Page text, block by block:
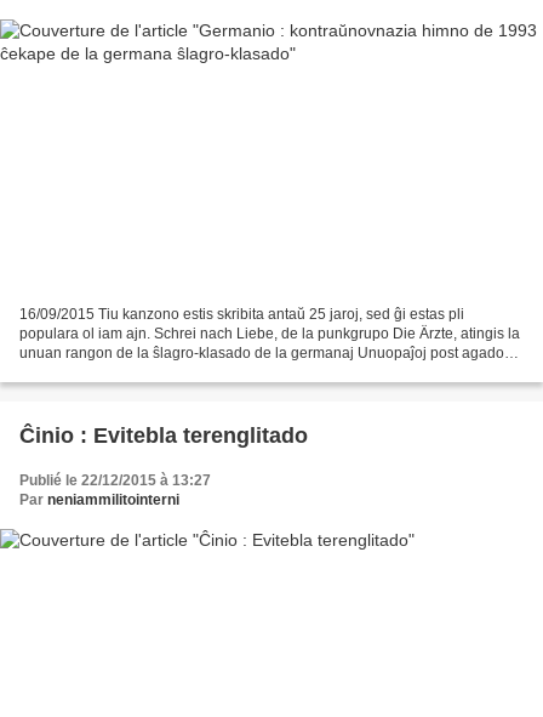
16/09/2015 Tiu kanzono estis skribita antaŭ 25 jaroj, sed ĝi estas pli
populara ol iam ajn. Schrei nach Liebe, de la punkgrupo Die Ärzte, atingis la
unuan rangon de la ŝlagro-klasado de la germanaj Unuopaĵoj post agado
Ĉinio : Evitebla terenglitado
Publié le 22/12/2015 à 13:27
Par neniammilitointerni